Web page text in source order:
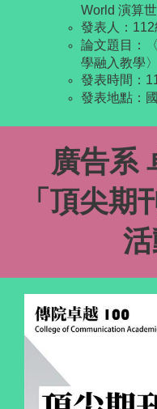
World 演算
發表人：
論文題目：
學融入教學〉
發表時間：
發表地點：
廣告系
「頂尖期